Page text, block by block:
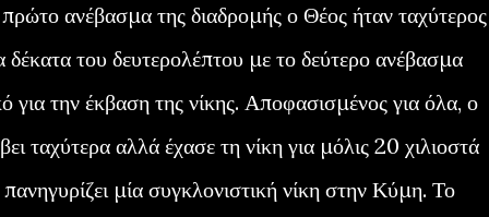
ανέβασμα της διαδρομής ο Θέος ήταν ταχύτερος
του δευτερολέπτου με το δεύτερο ανέβασμα
για την έκβαση της νίκης. Αποφασισμένος για όλα, ο
ταχύτερα αλλά έχασε τη νίκη για μόλις 20 χιλιοστά
μία συγκλονιστική νίκη στην Κύμη. Το